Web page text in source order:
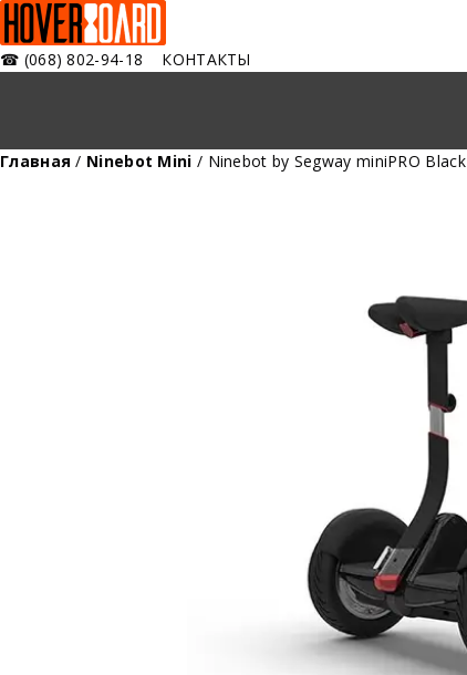
☎ (068) 802-94-18 КОНТАКТЫ
Главная/ Ninebot Mini / Ninebot by Segway miniPRO Black